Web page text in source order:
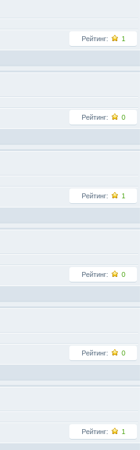
Рейтинг: 1
Рейтинг: 0
Рейтинг: 1
Рейтинг: 0
Рейтинг: 0
Рейтинг: 1